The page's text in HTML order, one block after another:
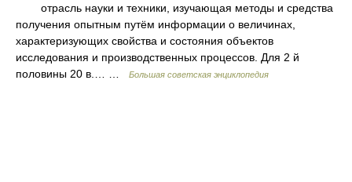
отрасль науки и техники, изучающая методы и средства
получения опытным путём информации о величинах,
характеризующих свойства и состояния объектов
исследования и производственных процессов. Для 2 й
половины 20 в.… …
Большая советская энциклопедия